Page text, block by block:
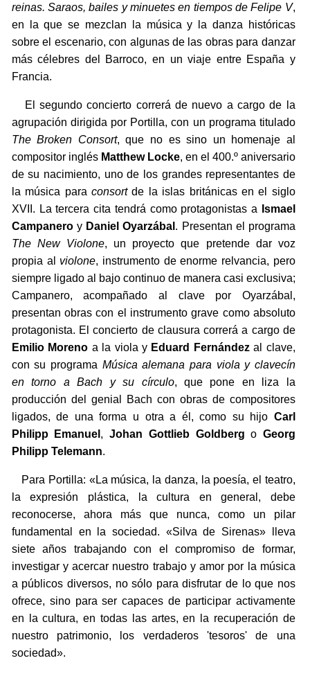
reinas. Saraos, bailes y minuetes en tiempos de Felipe V,
en la que se mezclan la música y la danza históricas
sobre el escenario, con algunas de las obras para danzar
más célebres del Barroco, en un viaje entre España y
Francia.
El segundo concierto correrá de nuevo a cargo de la
agrupación dirigida por Portilla, con un programa titulado
The Broken Consort, que no es sino un homenaje al
compositor inglés Matthew Locke, en el 400.º aniversario
de su nacimiento, uno de los grandes representantes de
la música para consortde la islas británicas en el siglo
XVII. La tercera cita tendrá como protagonistas a
Ismael
Campaneroy Daniel Oyarzábal . Presentan el programa
The New Violone, un proyecto que pretende dar voz
propia al violone, instrumento de enorme relvancia, pero
siempre ligado al bajo continuo de manera casi exclusiva;
Campanero, acompañado al clave por Oyarzábal,
presentan obras con el instrumento grave como absoluto
protagonista. El concierto de clausura correrá a cargo de
Emilio Moreno a la viola y Eduard Fernándezal clave,
con su programa Música alemana para viola y clavecín
en torno a Bach y su círculo, que pone en liza la
producción del genial Bach con obras de compositores
ligados, de una forma u otra a él, como su hijo Carl
Philipp Emanuel ,Johan Gottlieb Goldberg o Georg
Philipp Telemann.
Para Portilla: «La música, la danza, la poesía, el teatro,
la expresión plástica, la cultura en general, debe
reconocerse, ahora más que nunca, como un pilar
fundamental en la sociedad. «Silva de Sirenas» lleva
siete años trabajando con el compromiso de formar,
investigar y acercar nuestro trabajo y amor por la música
a públicos diversos, no sólo para disfrutar de lo que nos
ofrece, sino para ser capaces de participar activamente
en la cultura, en todas las artes, en la recuperación de
nuestro patrimonio, los verdaderos 'tesoros' de una
sociedad».